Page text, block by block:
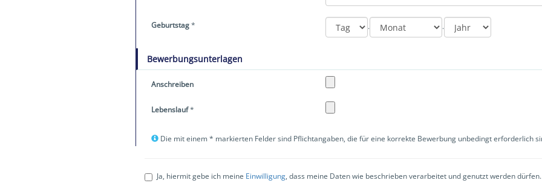
Geburtstag* Year
Month
Day . .
Bewerbungsunterlagen
Anschreiben
Lebenslauf*
Die mit einem * markierten Felder sind Pflichtangaben, die für eine korrekte Bewerbung unbedingt erforderlich
Ja, hiermit gebe ich meine Einwilligung, dass meine Daten wie beschrieben verarbeitet und genutzt werden dürfen.